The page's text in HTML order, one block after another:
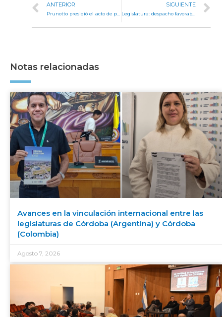
ANTERIOR
Prunotto presidió el acto de presentación de la nueva bandera de Las Playas
SIGUIENTE
Legislatura: despacho favorable para dos proyectos sobre infancias
Notas relacionadas
Avances en la vinculación internacional entre las
legislaturas de Córdoba (Argentina) y Córdoba
(Colombia)
Agosto 7, 2026